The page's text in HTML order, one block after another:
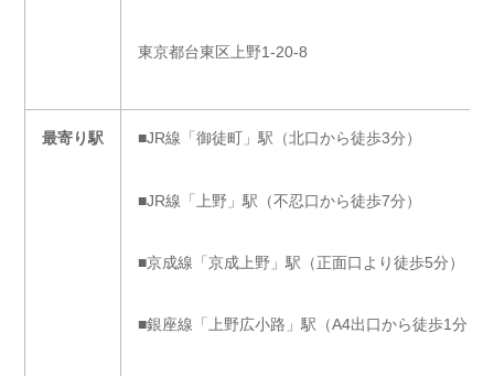
東京都台東区上野1-20-8
最寄り駅 ■JR線「御徒町」駅（北口から徒歩3分）
■JR線「上野」駅（不忍口から徒歩7分）
■京成線「京成上野」駅（正面口より徒歩5分）
■銀座線「上野広小路」駅（A4出口から徒歩1分）